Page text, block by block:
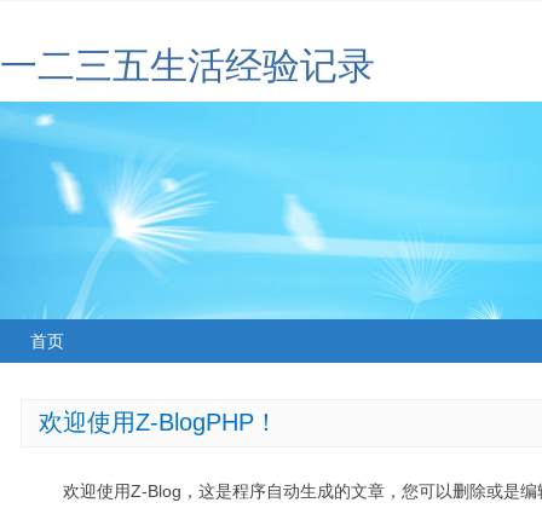
一二三五生活经验记录
首页
欢迎使用Z-BlogPHP！
欢迎使用Z-Blog，这是程序自动生成的文章，您可以删除或是编